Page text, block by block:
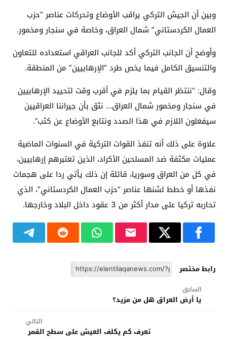
وبين أن الجيش التركي يراقب الأوضاع وتحركات عناصر “حزب
العمال الكردستاني” شمال العراق، وخاصة في سنجار ومخمور.
وأوضح أن الجانب التركي أكد للجانب العراقي استعداده للتعاون
والتنسيق الكامل فيما يخص طرد “الإرهابيين” من المنطقة.
وقال: “ننتظر القيام بما يلزم في أقرب وقت لتحييد الإرهابيين
في سنجار ومخمور شمال العراق… نثق بأن جيراننا العراقيين
سيفعلون اللازم في هذا الصدد ونتابع الأوضاع عن كثب”.
علاوة على ذلك أنه تنفذ القوات التركية في السنوات الماضية
عمليات مكثفة ضد المسلحين الأكراد، الذين تعتبرهم إرهابيين،
في كل من العراق وسوريا، قائلة إن ذلك يأتي ردا على هجمات
نفذها أو خطط لشنها عناصر “حزب العمال الكردستاني”، الذي
تحاربه تركيا على مدار أكثر من 3 عقود داخل البلاد وخارجها.
رابط مختصر
السابق
يا أرض العراق هل من مزيد؟
التالي
تعرف كم يكلف العيش على سطح القمر